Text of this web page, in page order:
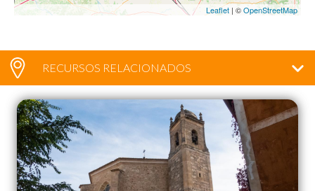
Leaflet | ©OpenStreetMap
RECURSOS RELACIONADOS